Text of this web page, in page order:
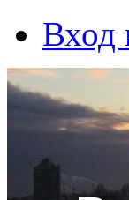
Вход